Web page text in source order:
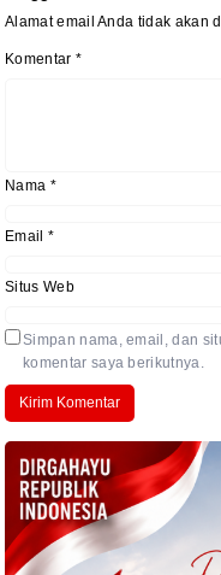
Alamat email Anda tidak akan
Komentar *
Nama *
Email *
Situs Web
Simpan nama, email, dan
komentar saya berikutnya.